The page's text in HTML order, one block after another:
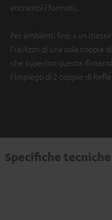
entrambi i formati..
Per ambienti fino a un
l'utilizzo di una sola coppia
che superino questa
l'impiego di 2 coppie di
Specifiche tecniche